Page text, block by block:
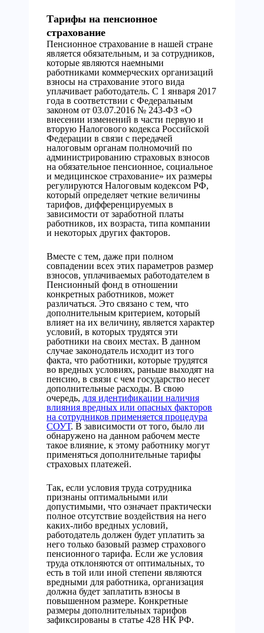
Тарифы на пенсионное
страхование
Пенсионное страхование в нашей стране
является обязательным, и за сотрудников,
которые являются наемными
работниками коммерческих организаций
взносы на страхование этого вида
уплачивает работодатель. С 1 января 2017
года в соответствии с Федеральным
законом от 03.07.2016 № 243-ФЗ «О
внесении изменений в части первую и
вторую Налогового кодекса Российской
Федерации в связи с передачей
налоговым органам полномочий по
администрированию страховых взносов
на обязательное пенсионное, социальное
и медицинское страхование» их размеры
регулируются Налоговым кодексом РФ,
который определяет четкие величины
тарифов, дифференцируемых в
зависимости от заработной платы
работников, их возраста, типа компании
и некоторых других факторов.
Вместе с тем, даже при полном
совпадении всех этих параметров размер
взносов, уплачиваемых работодателем в
Пенсионный фонд в отношении
конкретных работников, может
различаться. Это связано с тем, что
дополнительным критерием, который
влияет на их величину, является характер
условий, в которых трудятся эти
работники на своих местах. В данном
случае законодатель исходит из того
факта, что работники, которые трудятся
во вредных условиях, раньше выходят на
пенсию, в связи с чем государство несет
дополнительные расходы. В свою
очередь, для идентификации наличия
влияния вредных или опасных факторов
на сотрудников применяется процедура
СОУТ. В зависимости от того, было ли
обнаружено на данном рабочем месте
такое влияние, к этому работнику могут
применяться дополнительные тарифы
страховых платежей.
Так, если условия труда сотрудника
признаны оптимальными или
допустимыми, что означает практически
полное отсутствие воздействия на него
каких-либо вредных условий,
работодатель должен будет уплатить за
него только базовый размер страхового
пенсионного тарифа. Если же условия
труда отклоняются от оптимальных, то
есть в той или иной степени являются
вредными для работника, организация
должна будет заплатить взносы в
повышенном размере. Конкретные
размеры дополнительных тарифов
зафиксированы в статье 428 НК РФ.